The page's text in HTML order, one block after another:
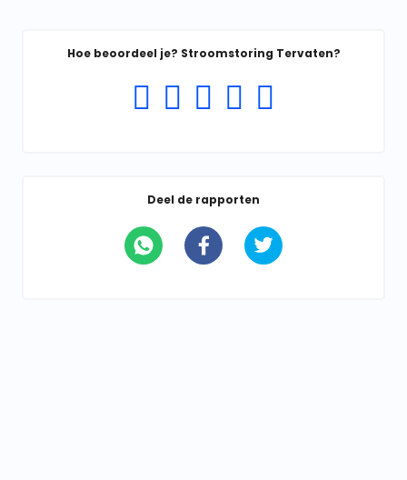
Hoe beoordeel je? Stroomstoring Tervaten?
Deel de rapporten